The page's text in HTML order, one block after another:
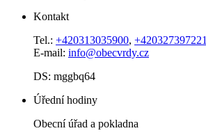
Kontakt
Tel.: +420313035900, +420327397221
E-mail: info@obecvrdy.cz
DS: mggbq64
Úřední hodiny
Obecní úřad a pokladna